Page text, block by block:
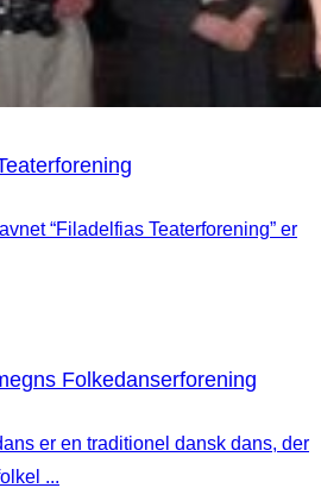
“Filadelfias Teaterforening” er
Folkedanserforening
er en traditionel dansk dans, der
...